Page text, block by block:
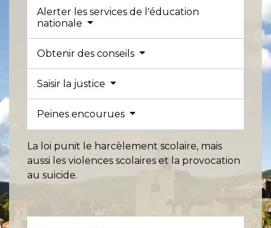
Alerter les services de l'éducation
nationale
Obtenir des conseils
Saisir la justice
Peines encourues
La loi punit le harcèlement scolaire, mais
aussi les violences scolaires et la provocation
au suicide.